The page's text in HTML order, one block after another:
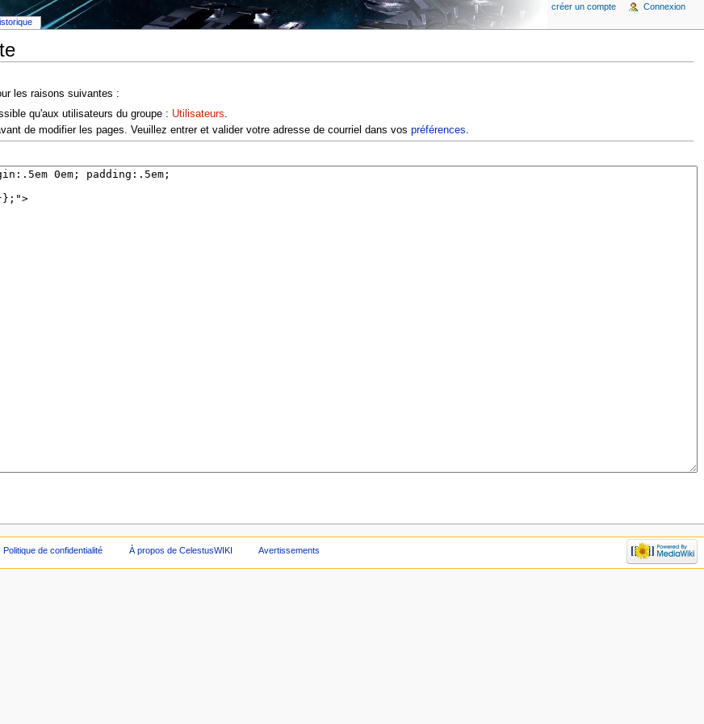
les raisons suivantes :
qu'aux utilisateurs du groupe : Utilisateurs.
de modifier les pages. Veuillez entrer et valider votre adresse de courriel dans vos préférences.
créer un compte Connexion
Politique de confidentialité À propos de CelestusWIKI Avertissements